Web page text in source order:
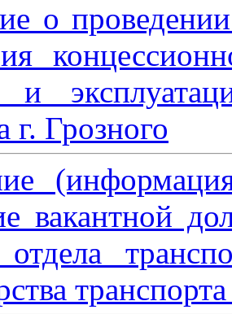
о
и
г. Грозного
вакантной
отдела